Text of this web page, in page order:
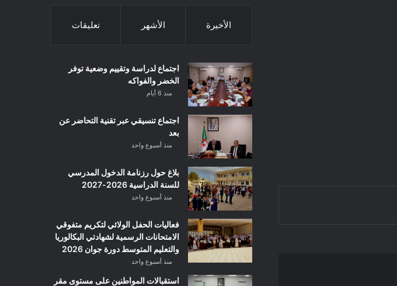
الأخيرة الأشهر تعليقات
اجتماع لدراسة وتقييم وضعية توفر
الخضر والفواكه
منذ 6 أيام
اجتماع تنسيقي عبر تقنية التحاضر عن
بعد
منذ أسبوع واحد
بلاغ حول رزنامة الدخول المدرسي
للسنة الدراسية 2026-2027
منذ أسبوع واحد
فعاليات الحفل الولائي لتكريم متفوقي
الامتحانات الرسمية لشهادتي البكالوريا
والتعليم المتوسط دورة جوان 2026
منذ أسبوع واحد
استقبالات المواطنين على مستوى مقر